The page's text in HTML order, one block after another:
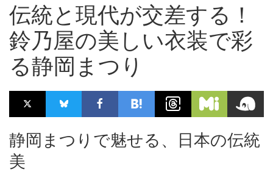
伝統と現代が交差する！
鈴乃屋の美しい衣装で彩
る静岡まつり
静岡まつりで魅せる、日本の伝統
美